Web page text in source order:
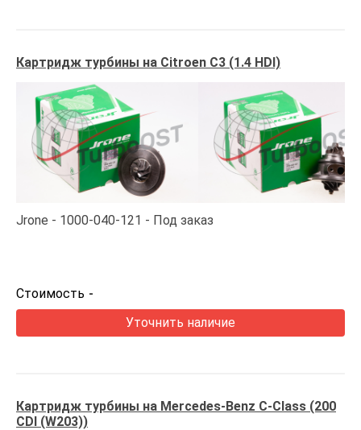
Картридж турбины на Citroen C3 (1.4 HDI)
Jrone 1000-040-121 Под заказ
Стоимость -
Уточнить наличие
Картридж турбины на Mercedes-Benz C-Class (200
CDI (W203))